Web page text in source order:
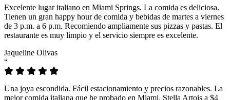
Excelente lugar italiano en Miami Springs. La comida es deliciosa.
Tienen un gran happy hour de comida y bebidas de martes a viernes
de 3 p.m. a 6 p.m. Recomiendo ampliamente sus pizzas y pastas. El
restaurante es muy limpio y el servicio siempre es excelente.
Jaqueline Olivas
“
Una joya escondida. Fácil estacionamiento y precios razonables. La
mejor comida italiana que he probado en Miami. Stella Artois a $4